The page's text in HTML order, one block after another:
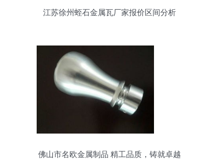
江苏徐州蛭石金属瓦厂家报价区间分析
佛山市名欧金属制品 精工品质，铸就卓越